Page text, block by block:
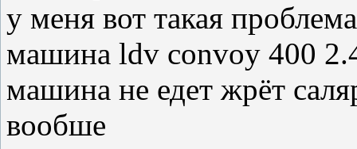
у меня вот такая проблема
машина ldv convoy 400
машина не едет жрёт
вообше